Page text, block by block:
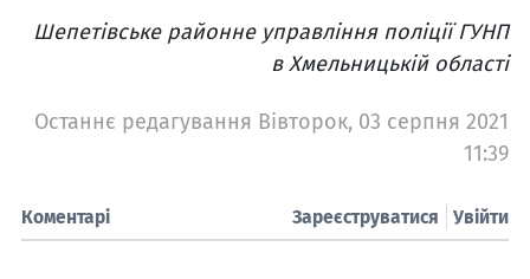
Шепетівське районне управління поліції ГУНП
в Хмельницькій області
Останнє редагування Вівторок, 03 серпня 2021
11:39
Коментарі Увійти
Зареєструватися